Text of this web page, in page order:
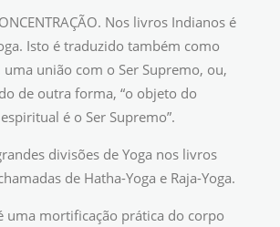
Nos livros Indianos é
Isto é traduzido também como
uma união com o Ser Supremo, ou,
de outra forma, “o objeto do
é o Ser Supremo”.
divisões de Yoga nos livros
de Hatha-Yoga e Raja-Yoga.
uma mortificação prática do corpo